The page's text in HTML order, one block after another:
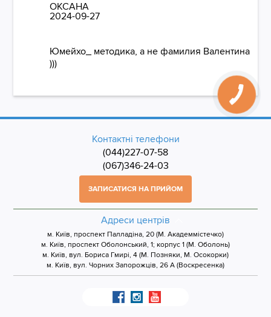
ОКСАНА
2024-09-27
Юмейхо_ методика, а не фамилия Валентина
)))
Контактні телефони
(044)227-07-58
(067)346-24-03
ЗАПИСАТИСЯ НА ПРИЙОМ
Адреси центрів
м. Київ, проспект Палладіна, 20 (М. Академмістечко)
м. Київ, проспект Оболонський, 1; корпус 1 (М. Оболонь)
м. Київ, вул. Бориса Гмирі, 4 (М. Позняки, М. Осокорки)
м. Київ, вул. Чорних Запорожців, 26 А (Воскресенка)